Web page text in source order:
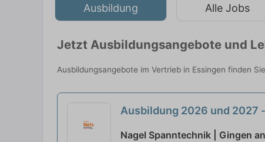
Ausbildung Alle Jobs
Jetzt Ausbildungsangebote und
Ausbildungsangebote im Vertrieb in Essingen finden
Ausbildung 2026 und 2027
Nagel Spanntechnik | Gingen